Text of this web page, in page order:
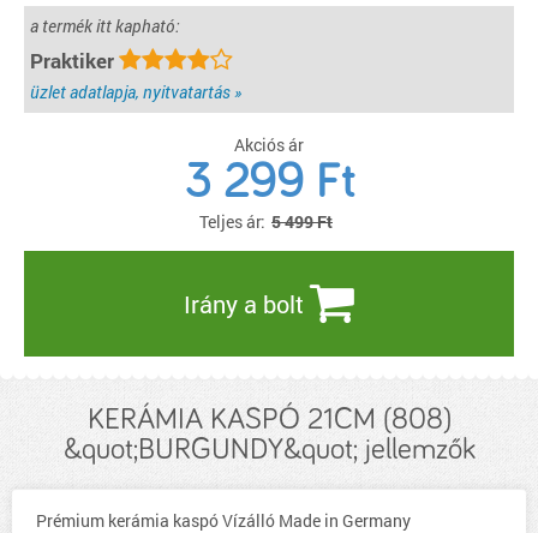
a termék itt kapható:
Praktiker
üzlet adatlapja, nyitvatartás »
Akciós ár
3 299 Ft
Teljes ár: 5 499 Ft
Irány a bolt
KERÁMIA KASPÓ 21CM (808)
&quot;BURGUNDY&quot; jellemzők
Prémium kerámia kaspó Vízálló Made in Germany